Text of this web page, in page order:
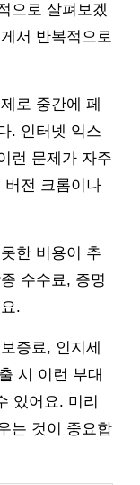
으로 살펴보겠
서 반복적으로
로 중간에 페
. 인터넷 익스
런 문제가 자주
버전 크롬이나
한 비용이 추
수수료, 증명
.
증료, 인지세
시 이런 부대
있어요. 미리
는 것이 중요합